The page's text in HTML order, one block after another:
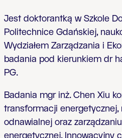
Jest doktorantką w Szkole
Politechnice Gdańskiej,
Wydziałem Zarządzania i
badania pod kierunkiem dr
PG.
Badania mgr inż. Chen Xiu
transformacji energetycznej,
odnawialnej oraz